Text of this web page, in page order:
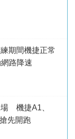
期間機捷正常
路降速
機捷A1、
先開跑